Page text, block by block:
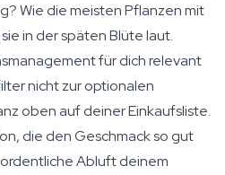
Wie die meisten Pflanzen mit
in der späten Blüte laut.
für dich relevant
nicht zur optionalen
oben auf deiner Einkaufsliste.
die den Geschmack so gut
Abluft deinem